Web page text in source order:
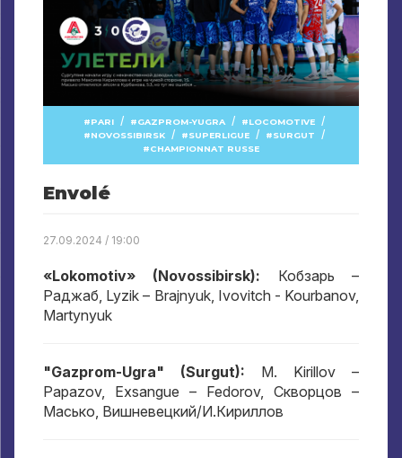
PARI / GAZPROM-YUGRA / LOCOMOTIVE /
NOVOSSIBIRSK / SUPERLIGUE / SURGUT /
CHAMPIONNAT RUSSE
Envolé
27.09.2024 / 19:00
«Lokomotiv» (Novossibirsk):
Кобзарь –
Раджаб, Lyzik – Brajnyuk, Ivovitch - Kourbanov,
Martynyuk
"Gazprom-Ugra" (Surgut): M. Kirillov –
Papazov, Exsangue – Fedorov, Скворцов –
Масько, Вишневецкий/И.Кириллов